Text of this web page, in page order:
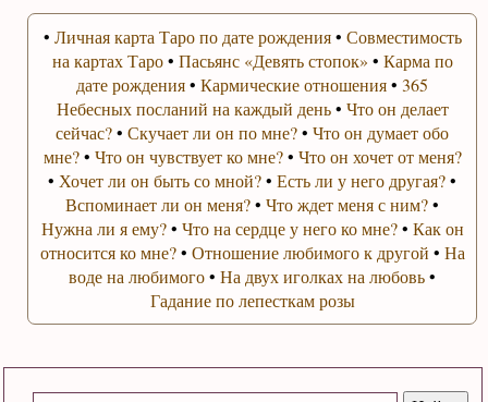
• Личная карта Таро по дате рождения• Совместимость
на картах Таро• Пасьянс «Девять стопок» • Карма по
дате рождения•Кармические отношения•365
Небесных посланий на каждый день• Что он делает
сейчас?•Скучает ли он по мне?•Что он думает обо
мне?• Что он чувствует ко мне?• Что он хочет от меня?
• Хочет ли он быть со мной?•Есть ли у него другая?•
Вспоминает ли он меня?•Что ждет меня с ним?•
Нужна ли я ему?• Что на сердце у него ко мне?• Как он
относится ко мне?• Отношение любимого к другой • На
воде на любимого•На двух иголках на любовь•
Гадание по лепесткам розы